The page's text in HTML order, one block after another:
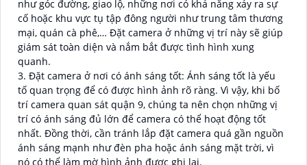
như góc đường, giao lộ, những nơi có khả năng xảy ra sự
cố hoặc khu vực tụ tập đông người như trung tâm thương
mại, quán cà phê,… Đặt camera ở những vị trí này sẽ giúp
giám sát toàn diện và nắm bắt được tình hình xung
quanh.
3. Đặt camera ở nơi có ánh sáng tốt: Ánh sáng tốt là yếu
tố quan trọng để có được hình ảnh rõ ràng. Vì vậy, khi bố
trí camera quan sát quận 9, chúng ta nên chọn những vị
trí có ánh sáng đủ lớn để camera có thể hoạt động tốt
nhất. Đồng thời, cần tránh lắp đặt camera quá gần nguồn
ánh sáng mạnh như đèn pha hoặc ánh sáng mặt trời, vì
nó có thể làm mờ hình ảnh được ghi lại.